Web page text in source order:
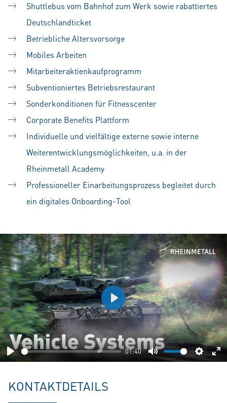
Shuttlebus vom Bahnhof zum Werk sowie rabattiertes
Deutschlandticket
Betriebliche Altersvorsorge
Mobiles Arbeiten
Mitarbeiteraktienkaufprogramm
Subventioniertes Betriebsrestaurant
Sonderkonditionen für Fitnesscenter
Corporate Benefits Plattform
Individuelle und vielfältige externe sowie interne
Weiterentwicklungsmöglichkeiten, u.a. in der
Rheinmetall Academy
Professioneller Einarbeitungsprozess begleitet durch
ein digitales Onboarding-Tool
Play
01:40
Mute
Play
KONTAKTDETAILS